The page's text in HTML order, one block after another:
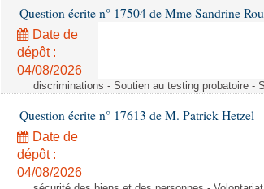
Question écrite n° 17504 de Mme Sandrine
Date de
dépôt :
04/08/2026
discriminations - Soutien au testing probatoire -
Question écrite n° 17613 de M. Patrick Hetzel
Date de
dépôt :
04/08/2026